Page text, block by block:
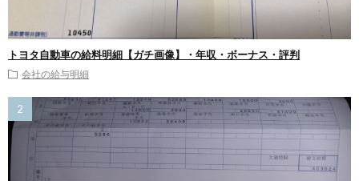
トヨタ自動車の給料明細【ガチ画像】・年収・ボーナス・評判
会社の給与明細